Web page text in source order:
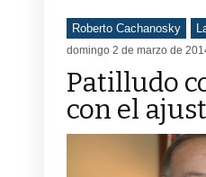
Roberto Cachanosky
domingo 2 de marzo de
Patilludo
con el